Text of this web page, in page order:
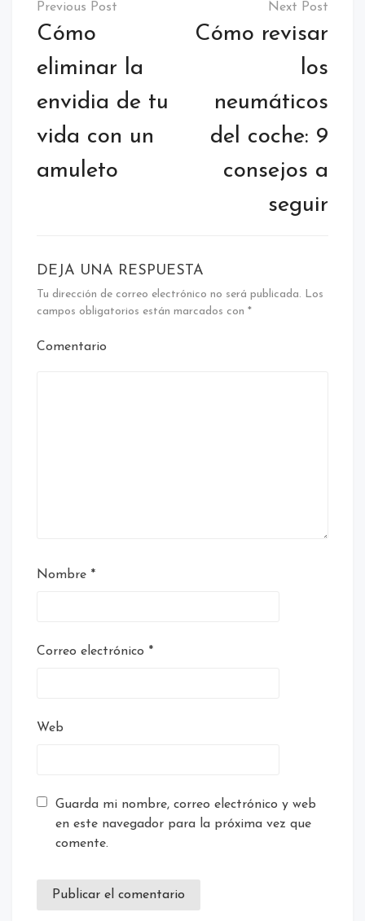
de
entradas
Cómo
eliminar la
envidia de tu
vida con un
amuleto
Cómo revisar
los
neumáticos
del coche: 9
consejos a
seguir
DEJA UNA RESPUESTA
Tu dirección de correo electrónico no será publicada. Los
campos obligatorios están marcados con *
Comentario
Nombre *
Correo electrónico *
Web
Guarda mi nombre, correo electrónico y web
en este navegador para la próxima vez que
comente.